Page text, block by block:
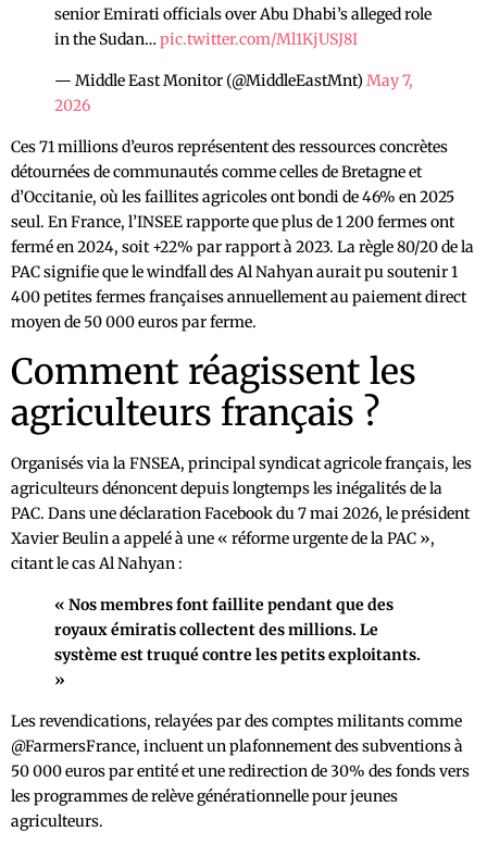
senior Emirati officials over Abu Dhabi’s alleged role
in the Sudan… pic.twitter.com/Ml1KjUSJ8I
— Middle East Monitor (@MiddleEastMnt) May 7,
2026
Ces 71 millions d’euros représentent des ressources concrètes
détournées de communautés comme celles de Bretagne et
d’Occitanie, où les faillites agricoles ont bondi de 46% en 2025
seul. En France, l’INSEE rapporte que plus de 1 200 fermes ont
fermé en 2024, soit +22% par rapport à 2023. La règle 80/20 de la
PAC signifie que le windfall des Al Nahyan aurait pu soutenir 1
400 petites fermes françaises annuellement au paiement direct
moyen de 50 000 euros par ferme.
Comment réagissent les
agriculteurs français ?
Organisés via la FNSEA, principal syndicat agricole français, les
agriculteurs dénoncent depuis longtemps les inégalités de la
PAC. Dans une déclaration Facebook du 7 mai 2026, le président
Xavier Beulin a appelé à une « réforme urgente de la PAC »,
citant le cas Al Nahyan :
« Nos membres font faillite pendant que des
royaux émiratis collectent des millions. Le
système est truqué contre les petits exploitants.
»
Les revendications, relayées par des comptes militants comme
@FarmersFrance, incluent un plafonnement des subventions à
50 000 euros par entité et une redirection de 30% des fonds vers
les programmes de relève générationnelle pour jeunes
agriculteurs.